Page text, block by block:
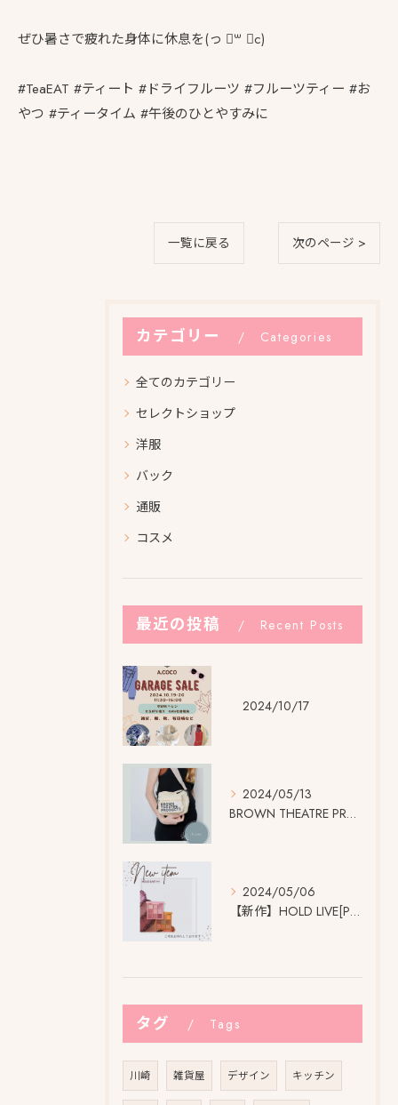
ぜひ‪暑さで疲れた身体に休息を(っ ॑꒳ ॑c)
#TeaEAT #ティート #ドライフルーツ #フルーツティー #お
やつ #ティータイム #午後のひとやすみに
一覧に戻る 次のページ >
カテゴリー Categories
全てのカテゴリー
セレクトショップ
洋服
バック
通販
コスメ
最近の投稿 Recent Posts
2024/10/17
2024/05/13
BROWN THEATRE PRODUCTSの 大きなネーム...
2024/05/06
【新作】HOLD LIVE[Pro] アイシャドウパレット
タグ Tags
川崎 雑貨屋 デザイン キッチン